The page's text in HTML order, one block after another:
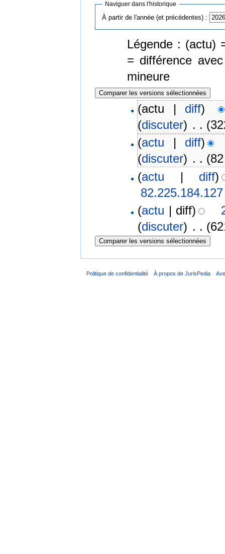
Naviguer dans l'historique
À partir de l'année (et précédentes) :
Légende : (actu)
= différence
mineure
(actu | diff)
(discuter) . .
(actu | diff)
(discuter) . .
(actu | diff)
82.225.184.127
(actu | diff)
(discuter) . .
Politique de confidentialité À propos de JurisPedia